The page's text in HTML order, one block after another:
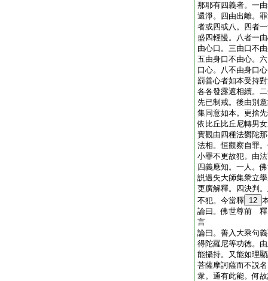
那耶有四義者。一
還淨。四由出離。
者或四或八。四者
盛四輕慢。八者一
由心口。三由口不
五由身口不由心。
口心。八不由身口
罰善心者如本受持
各各發露遮相續。
先已制戒。後由別
集同意如本。更捨
依比丘比丘尼轉男
實觀由四種法欝陀
法相。恒觀察自罪
小罪不更故犯。由
四義應知。一人。
説過失大師集衆立
更廣解釋。四決判
不犯。今當釋 12
論曰。佛世尊前 釋
言
論曰。善入大乘句
得陀羅尼等功徳。
能攝持。又能如理
菩薩摩訶薩而不説
衆。通有此能。何